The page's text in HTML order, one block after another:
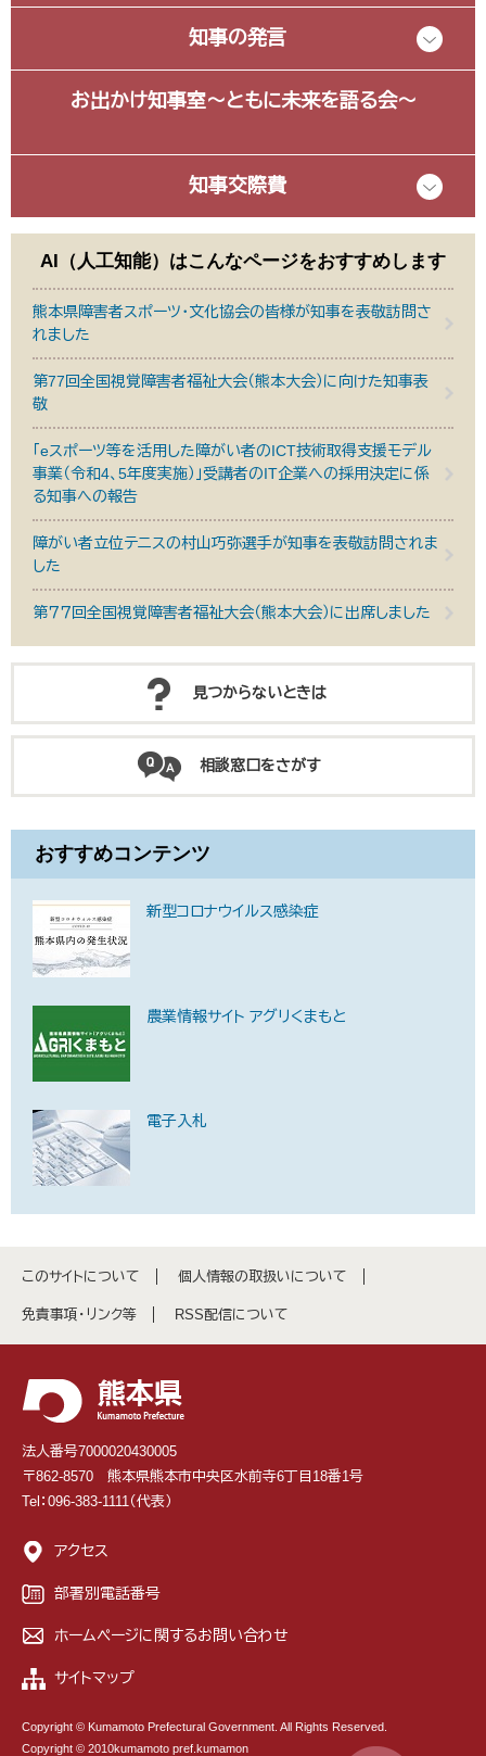
知事の発言
お出かけ知事室～ともに未来を語る会～
知事交際費
AI（人工知能）はこんなページをおすすめします
熊本県障害者スポーツ・文化協会の皆様が知事を表敬訪問さ
れました
第77回全国視覚障害者福祉大会（熊本大会）に向けた知事表
敬
「eスポーツ等を活用した障がい者のICT技術取得支援モデル
事業（令和4、5年度実施）」受講者のIT企業への採用決定に係
る知事への報告
障がい者立位テニスの村山巧弥選手が知事を表敬訪問されま
した
第７７回全国視覚障害者福祉大会（熊本大会）に出席しました
見つからないときは
相談窓口をさがす
おすすめコンテンツ
新型コロナウイルス感染症
農業情報サイト アグリくまもと
電子入札
このサイトについて 個人情報の取扱いについて
免責事項・リンク等 RSS配信について
法人番号7000020430005
〒862-8570 熊本県熊本市中央区水前寺6丁目18番1号
Tel：096-383-1111（代表）
アクセス
部署別電話番号
ホームページに関するお問い合わせ
サイトマップ
Copyright © Kumamoto Prefectural Government. All Rights Reserved.
Copyright © 2010kumamoto pref.kumamon